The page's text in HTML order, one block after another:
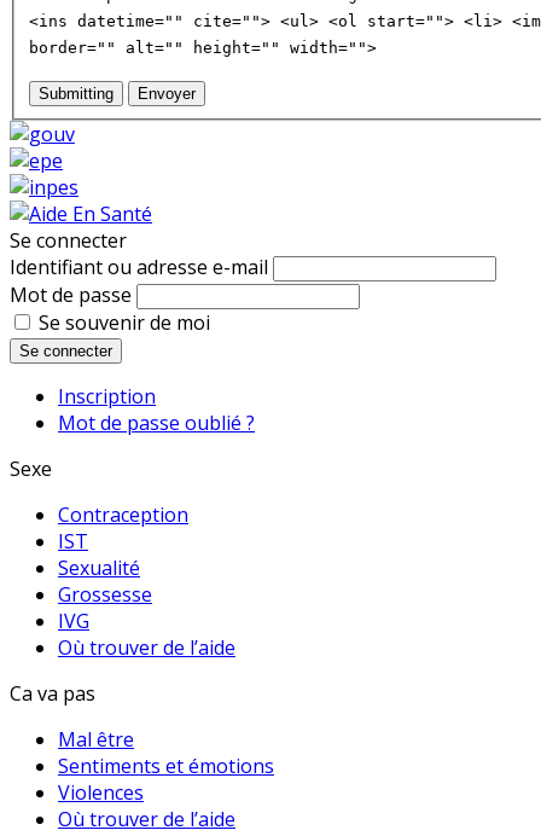
<ins datetime="" cite=""> <ul> <ol start=""> <li>
border="" alt="" height="" width="">
Submitting Envoyer
Se connecter
Identifiant ou adresse e-mail
Mot de passe
Se souvenir de moi
Se connecter
Inscription
Mot de passe oublié ?
Sexe
Contraception
IST
Sexualité
Grossesse
IVG
Où trouver de l’aide
Ca va pas
Mal être
Sentiments et émotions
Violences
Où trouver de l’aide